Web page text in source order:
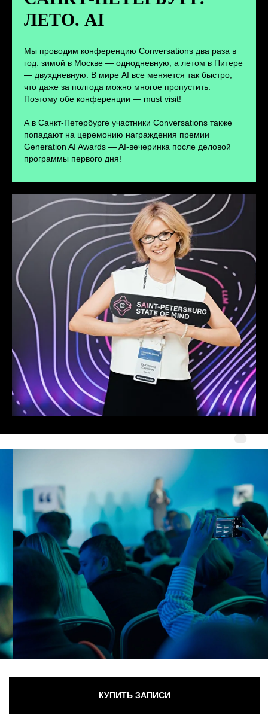
ЛЕТО. AI
Мы проводим конференцию Conversations два раза в
год: зимой в Москве — однодневную, а летом в Питере
— двухдневную. В мире AI все меняется так быстро,
что даже за полгода можно многое пропустить.
Поэтому обе конференции — must visit!
А в Санкт-Петербурге участники Conversations также
попадают на церемонию награждения премии
Generation AI Awards — AI-вечеринка после деловой
программы первого дня!